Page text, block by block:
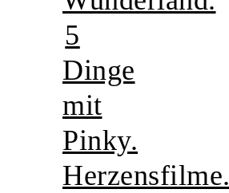
5
Dinge
mit
Pinky.
Herzensfilme.